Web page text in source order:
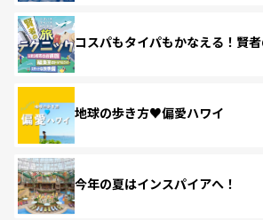
コスパもタイパもかなえる！賢
地球の歩き方♥偏愛ハワイ
今年の夏はインスパイアへ！